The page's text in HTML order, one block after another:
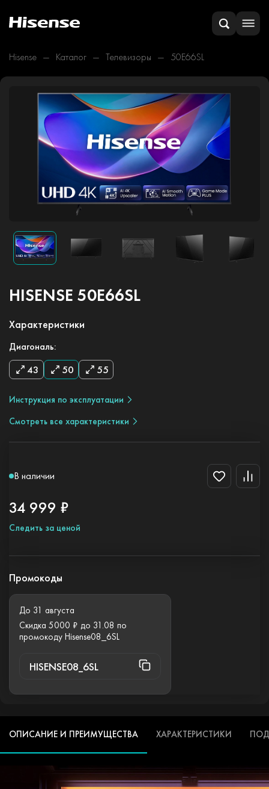
Hisense Каталог Телевизоры 50E66SL
HISENSE 50E66SL
Характеристики
Диагональ:
43 50 55
Инструкция по эксплуатации
Смотреть все характеристики
В наличии
34 999 ₽
Следить за ценой
Промокоды
До 31 августа
Скидка 5000 ₽ до 31.08 по
промокоду Hisense08_6SL
HISENSE08_6SL
ОПИСАНИЕ И ПРЕИМУЩЕСТВА ХАРАКТЕРИСТИКИ